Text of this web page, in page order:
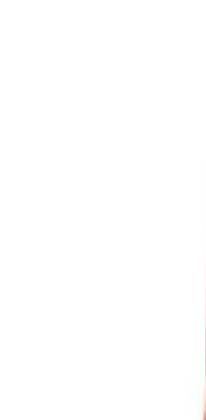
Kullanıcılar ürünün tepkime
belirtiyor. Ayrıca düşük ve yüksek
uygulamalarda esneklik sağlar.
Bazı kullanıcılar cihazın ufacık
olduğunu dile getiriyor. Ayrıca
hassasiyetin düşük olabileceği
yüksek puanlar alıyor ve
Elektrik güvenliği alanında yeni
UT12D, kullanıcılara yüksek
tespit özelliği, sesli ve ışıklı
çalışma özellikleriyle elektrikle
yardımcıdır. Güvenliğinizi
bu cihazı kullanım listenize